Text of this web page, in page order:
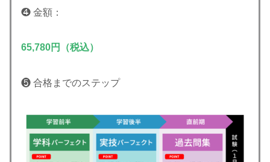
❹ 金額：
65,780円（税込）
❺ 合格までのステップ